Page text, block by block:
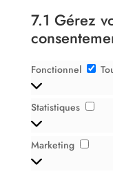
7.1 Gérez
Fonctionnel
Statistiques
Marketing